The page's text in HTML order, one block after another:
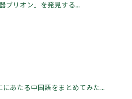
ブリオン」を発見する...
あたる中国語をまとめてみた...